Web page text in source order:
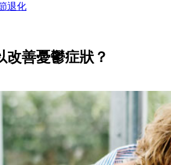
退化
改善憂鬱症狀？